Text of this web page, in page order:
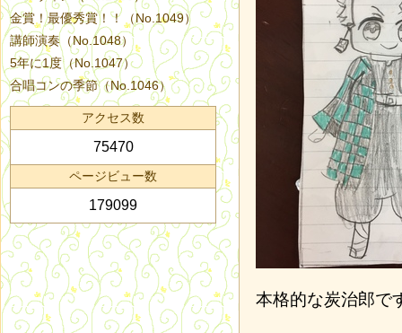
本格的な炭治郎で
金賞！最優秀賞！！（No.1049）
講師演奏（No.1048）
5年に1度（No.1047）
合唱コンの季節（No.1046）
アクセス数
75470
ページビュー数
179099